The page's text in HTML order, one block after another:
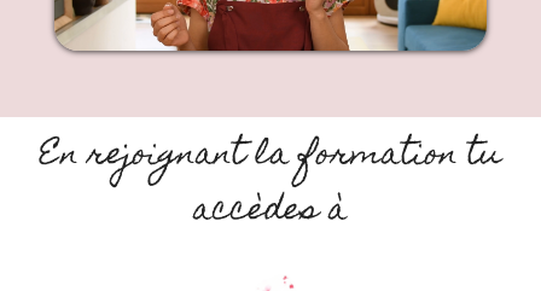
En rejoignant la formation tu
accèdes à